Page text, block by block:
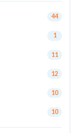
44
1
11
12
10
10